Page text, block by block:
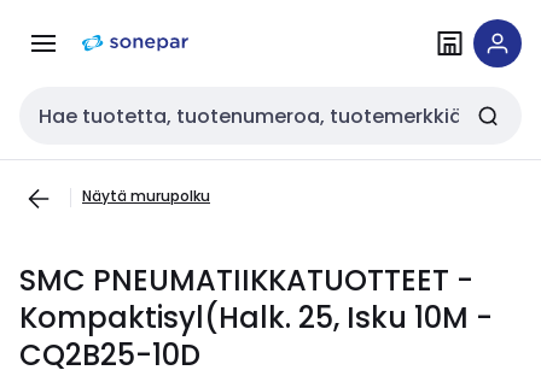
navigointiinsisältöön
Haku
Näytä murupolku
SMC PNEUMATIIKKATUOTTEET -
Kompaktisyl(Halk. 25, Isku 10M -
CQ2B25-10D